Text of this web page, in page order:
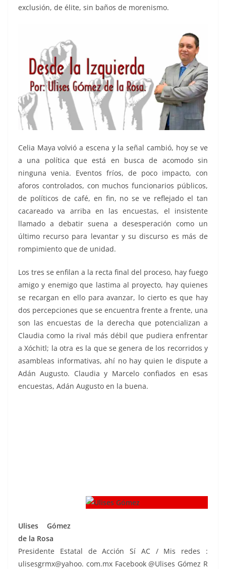
exclusión, de élite, sin baños de morenismo.
Celia Maya volvió a escena y la señal cambió, hoy se ve
a una política que está en busca de acomodo sin
ninguna venia. Eventos fríos, de poco impacto, con
aforos controlados, con muchos funcionarios públicos,
de políticos de café, en fin, no se ve reflejado el tan
cacareado va arriba en las encuestas, el insistente
llamado a debatir suena a desesperación como un
último recurso para levantar y su discurso es más de
rompimiento que de unidad.
Los tres se enfilan a la recta final del proceso, hay fuego
amigo y enemigo que lastima al proyecto, hay quienes
se recargan en ello para avanzar, lo cierto es que hay
dos percepciones que se encuentra frente a frente, una
son las encuestas de la derecha que potencializan a
Claudia como la rival más débil que pudiera enfrentar
a Xóchitl; la otra es la que se genera de los recorridos y
asambleas informativas, ahí no hay quien le dispute a
Adán Augusto. Claudia y Marcelo confiados en esas
encuestas, Adán Augusto en la buena.
Ulises Gómez
de la Rosa
Presidente Estatal de Acción Sí AC / Mis redes :
ulisesgrmx@yahoo. com.mx Facebook @Ulises Gómez R